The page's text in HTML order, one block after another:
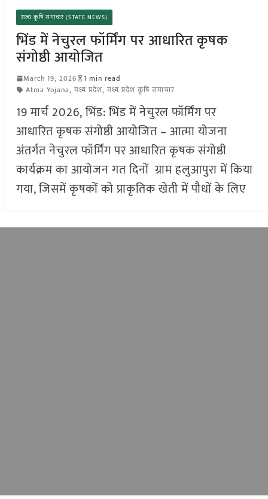
राज्य कृषि समाचार (STATE NEWS)
भिंड में नेचुरल फॉर्मिंग पर आधारित कृषक
संगोष्ठी आयोजित
March 19, 2026
1 min read
Atma Yojana, मध्य प्रदेश, मध्य प्रदेश कृषि समाचार
19 मार्च 2026, भिंड: भिंड में नेचुरल फॉर्मिंग पर
आधारित कृषक संगोष्ठी आयोजित – आत्मा योजना
अंतर्गत नेचुरल फॉर्मिंग पर आधारित कृषक संगोष्ठी
कार्यक्रम का आयोजन गत दिनों ग्राम हलुआपुरा में किया
गया, जिसमें कृषकों को प्राकृतिक खेती में पौधों के लिए